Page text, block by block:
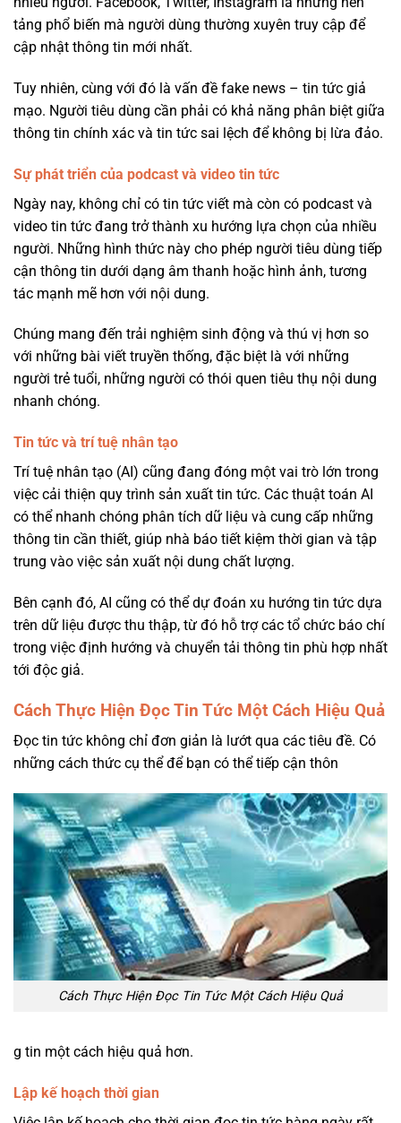
tảng phổ biến mà người dùng thường xuyên truy cập để
cập nhật thông tin mới nhất.
Tuy nhiên, cùng với đó là vấn đề fake news – tin tức giả
mạo. Người tiêu dùng cần phải có khả năng phân biệt giữa
thông tin chính xác và tin tức sai lệch để không bị lừa đảo.
Sự phát triển của podcast và video tin tức
Ngày nay, không chỉ có tin tức viết mà còn có podcast và
video tin tức đang trở thành xu hướng lựa chọn của nhiều
người. Những hình thức này cho phép người tiêu dùng tiếp
cận thông tin dưới dạng âm thanh hoặc hình ảnh, tương
tác mạnh mẽ hơn với nội dung.
Chúng mang đến trải nghiệm sinh động và thú vị hơn so
với những bài viết truyền thống, đặc biệt là với những
người trẻ tuổi, những người có thói quen tiêu thụ nội dung
nhanh chóng.
Tin tức và trí tuệ nhân tạo
Trí tuệ nhân tạo (AI) cũng đang đóng một vai trò lớn trong
việc cải thiện quy trình sản xuất tin tức. Các thuật toán AI
có thể nhanh chóng phân tích dữ liệu và cung cấp những
thông tin cần thiết, giúp nhà báo tiết kiệm thời gian và tập
trung vào việc sản xuất nội dung chất lượng.
Bên cạnh đó, AI cũng có thể dự đoán xu hướng tin tức dựa
trên dữ liệu được thu thập, từ đó hỗ trợ các tổ chức báo chí
trong việc định hướng và chuyển tải thông tin phù hợp nhất
tới độc giả.
Cách Thực Hiện Đọc Tin Tức Một Cách Hiệu Quả
Đọc tin tức không chỉ đơn giản là lướt qua các tiêu đề. Có
những cách thức cụ thể để bạn có thể tiếp cận thôn
Cách Thực Hiện Đọc Tin Tức Một Cách Hiệu Quả
g tin một cách hiệu quả hơn.
Lập kế hoạch thời gian